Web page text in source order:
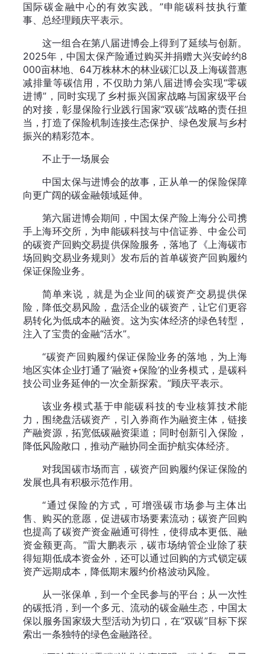
国际碳金融中心的有效实践。”申能碳科技执行董
事、总经理顾庆平表示。
这一组合在第八届进博会上得到了延续与创新。
2025年，中国太保产险通过购买并捐赠大兴安岭约8
000亩林地、64万株林木的林业碳汇以及上海碳普惠
减排量等碳信用，不仅助力第八届进博会实现“零碳
进博”，同时实现了乡村振兴国家战略与国家级平台
的对接，彰显保险行业践行国家“双碳”战略的责任担
当，打造了保险机制连接生态保护、绿色发展与乡村
振兴的精彩范本。
不止于一场展会
中国太保与进博会的故事，正从单一的保险保障
向更广阔的碳金融领域延伸。
第六届进博会期间，中国太保产险上海分公司携
手上海环交所，为申能碳科技与中信证券、中金公司
的碳资产回购交易提供保险服务，落地了《上海碳市
场回购交易业务规则》发布后的首单碳资产回购履约
保证保险业务。
简单来说，就是为企业间的碳资产交易提供保
险，降低交易风险，盘活企业的碳资产，让它们更容
易转化为低成本的融资。这为实体经济的绿色转型，
注入了宝贵的金融“活水”。
“碳资产回购履约保证保险业务的落地，为上海
地区实体企业打通了‘融资+保险’的业务模式，是碳科
技公司业务延伸的一次全新探索。”顾庆平表示。
该业务模式基于申能碳科技的专业核算技术能
力，围绕盘活碳资产，引入券商作为融资主体，链接
产融资源，拓宽低碳融资渠道；同时创新引入保险，
降低风险敞口，推动产融协同全面护航实体经济。
对我国碳市场而言，碳资产回购履约保证保险的
发展也具有积极示范作用。
“通过保险的方式，可增强碳市场参与主体出
售、购买的意愿，促进碳市场要素流动；碳资产回购
也提高了碳资产资金融通可得性，使得成本更低、融
资金额更高。”雷大鹏表示，碳市场纳管企业除了获
得短期低成本资金外，还可以通过回购的方式锁定碳
资产远期成本，降低期末履约价格波动风险。
从一张保单，到一个全民参与的平台；从一次性
的碳抵消，到一个多元、流动的碳金融生态，中国太
保以服务国家级大型活动为切口，在“双碳”目标下探
索出一条独特的绿色金融路径。